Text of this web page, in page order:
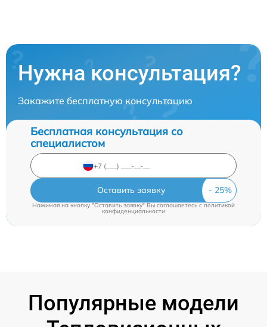
Нужна консультация?
Закажите бесплатную консультацию
Бесплатная консультация со
специалистом
Оставить заявку
Нажимая на кнопку "Оставить заявку" Вы соглашаетесь c политикой
конфиденциальности
Популярные модели